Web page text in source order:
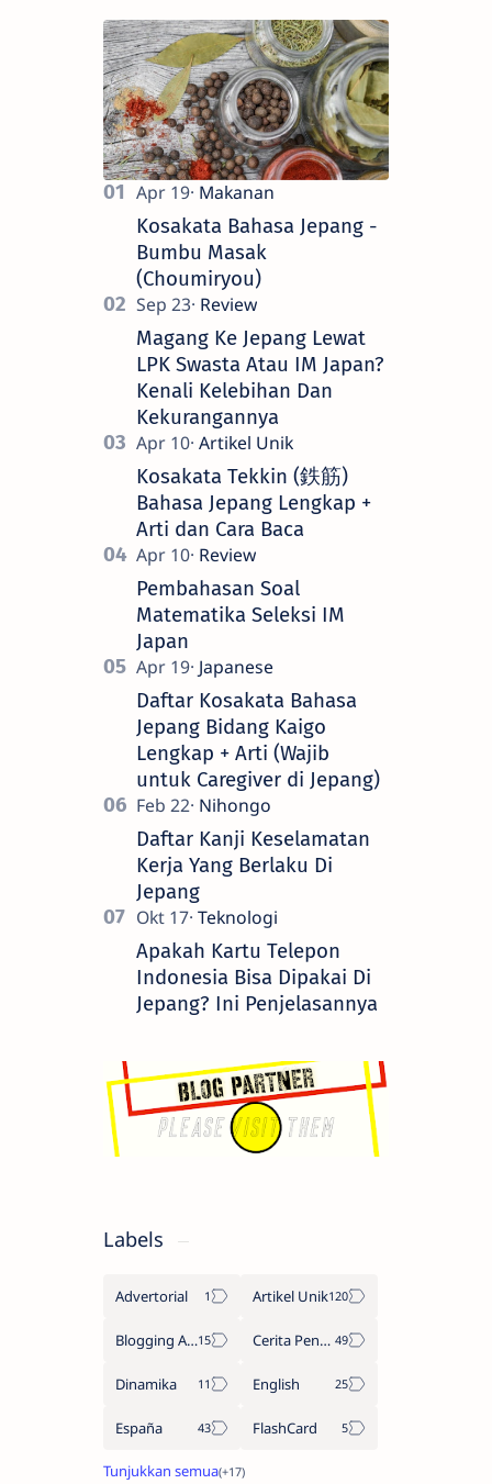
Kosakata Bahasa Jepang -
Bumbu Masak
(Choumiryou)
Magang Ke Jepang Lewat
LPK Swasta Atau IM Japan?
Kenali Kelebihan Dan
Kekurangannya
Kosakata Tekkin (鉄筋)
Bahasa Jepang Lengkap +
Arti dan Cara Baca
Pembahasan Soal
Matematika Seleksi IM
Japan
Daftar Kosakata Bahasa
Jepang Bidang Kaigo
Lengkap + Arti (Wajib
untuk Caregiver di Jepang)
Daftar Kanji Keselamatan
Kerja Yang Berlaku Di
Jepang
Apakah Kartu Telepon
Indonesia Bisa Dipakai Di
Jepang? Ini Penjelasannya
Labels
Advertorial Artikel Unik
Blogging Adsense Cerita Penulis
Dinamika English
España FlashCard